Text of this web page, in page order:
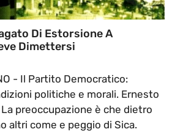
Di Estorsione A
Dimettersi
- Il Partito Democratico:
politiche e morali. Ernesto
preoccupazione è che dietro
altri come e peggio di Sica.